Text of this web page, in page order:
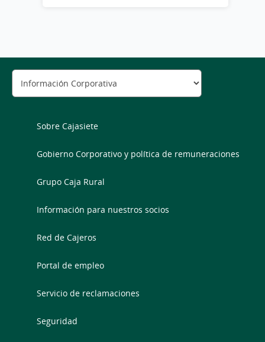
Sobre Cajasiete
Gobierno Corporativo y política de remuneraciones
Grupo Caja Rural
Información para nuestros socios
Red de Cajeros
Portal de empleo
Servicio de reclamaciones
Seguridad